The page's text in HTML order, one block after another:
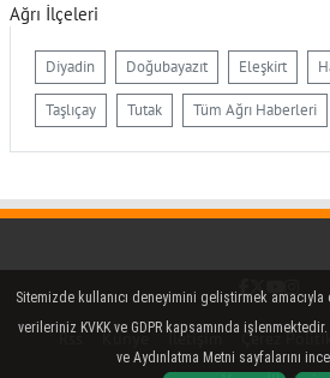
Ağrı İlçeleri
Diyadin Doğubayazıt Eleşkirt
Taşlıçay Tutak Tüm Ağrı Haberleri
Facebook
Twitter (X)
Rss Künye İletişim Çerez
Sitemizde kullanıcı deneyimini geliştirmek amacıyla
verileriniz KVKK ve GDPR kapsamında
ve Aydınlatma Metni sayfalarını